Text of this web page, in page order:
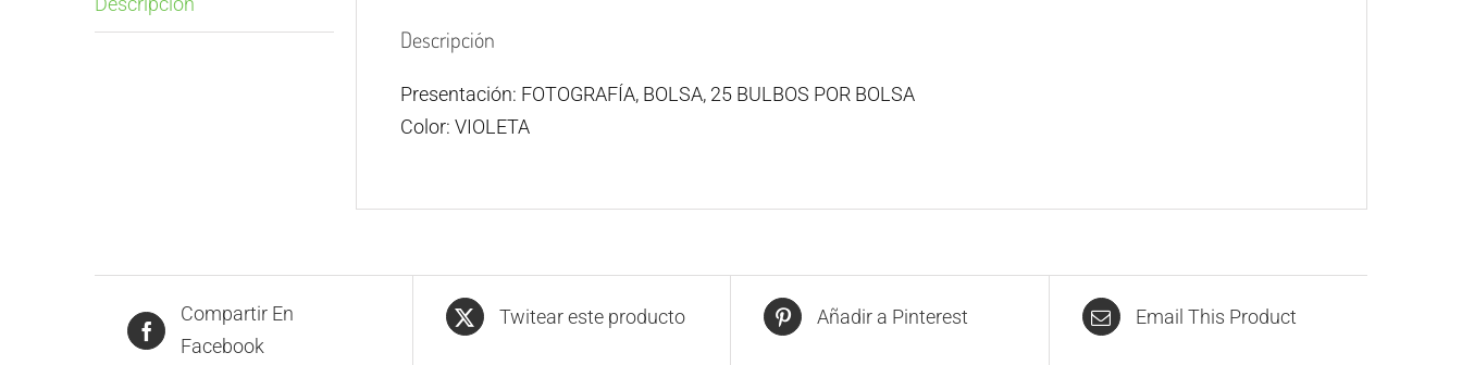
Descripción
Presentación: FOTOGRAFÍA, BOLSA, 25 BULBOS POR BOLSA
Color: VIOLETA
Compartir En
Facebook
Twitear este producto Añadir a Pinterest Email This Product